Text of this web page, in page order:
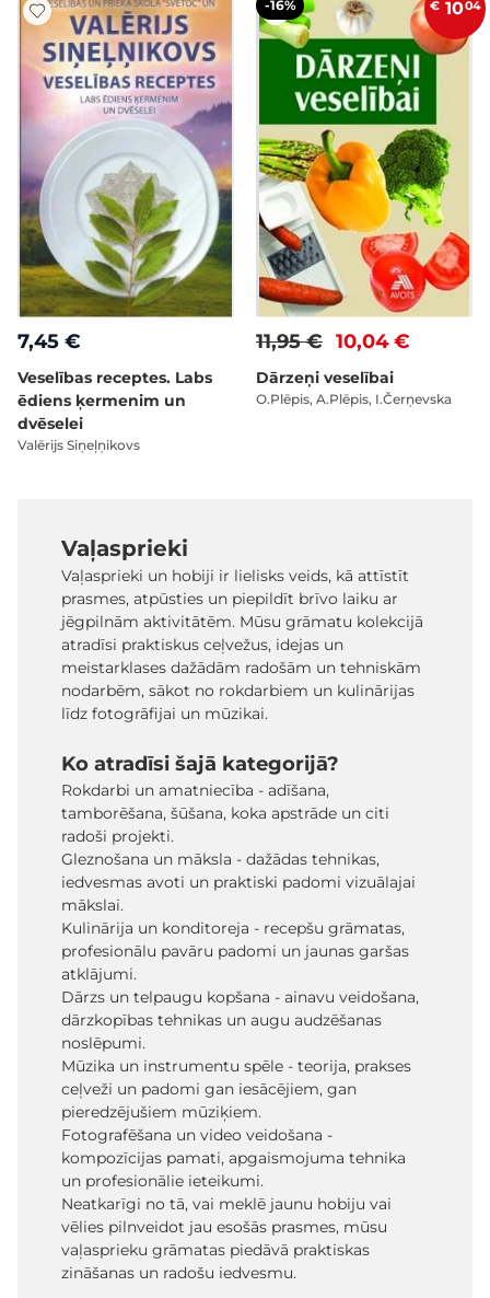
7,45 €
Veselības receptes. Labs
ēdiens ķermenim un
dvēselei
Valērijs Siņeļņikovs
-16% € 1004
10,04 €
11,95 €
Dārzeņi veselībai
O.Plēpis, A.Plēpis, I.Čerņevska
Vaļasprieki
Vaļasprieki un hobiji ir lielisks veids, kā attīstīt
prasmes, atpūsties un piepildīt brīvo laiku ar
jēgpilnām aktivitātēm. Mūsu grāmatu kolekcijā
atradīsi praktiskus ceļvežus, idejas un
meistarklases dažādām radošām un tehniskām
nodarbēm, sākot no rokdarbiem un kulinārijas
līdz fotogrāfijai un mūzikai.
Ko atradīsi šajā kategorijā?
Rokdarbi un amatniecība - adīšana,
tamborēšana, šūšana, koka apstrāde un citi
radoši projekti.
Gleznošana un māksla - dažādas tehnikas,
iedvesmas avoti un praktiski padomi vizuālajai
mākslai.
Kulinārija un konditoreja - recepšu grāmatas,
profesionālu pavāru padomi un jaunas garšas
atklājumi.
Dārzs un telpaugu kopšana - ainavu veidošana,
dārzkopības tehnikas un augu audzēšanas
noslēpumi.
Mūzika un instrumentu spēle - teorija, prakses
ceļveži un padomi gan iesācējiem, gan
pieredzējušiem mūziķiem.
Fotografēšana un video veidošana -
kompozīcijas pamati, apgaismojuma tehnika
un profesionālie ieteikumi.
Neatkarīgi no tā, vai meklē jaunu hobiju vai
vēlies pilnveidot jau esošās prasmes, mūsu
vaļasprieku grāmatas piedāvā praktiskas
zināšanas un radošu iedvesmu.